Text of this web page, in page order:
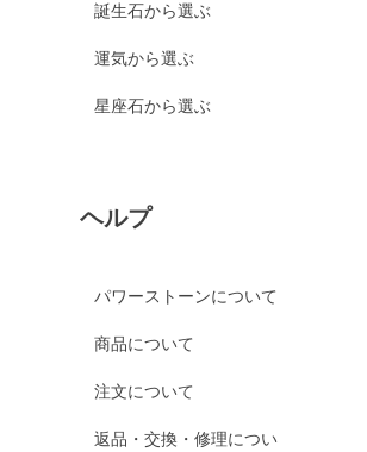
誕生石から選ぶ
運気から選ぶ
星座石から選ぶ
ヘルプ
パワーストーンについて
商品について
注文について
返品・交換・修理につい